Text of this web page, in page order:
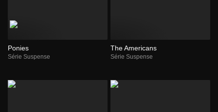
Ponies
Série Suspense
The Americans
Série Suspense